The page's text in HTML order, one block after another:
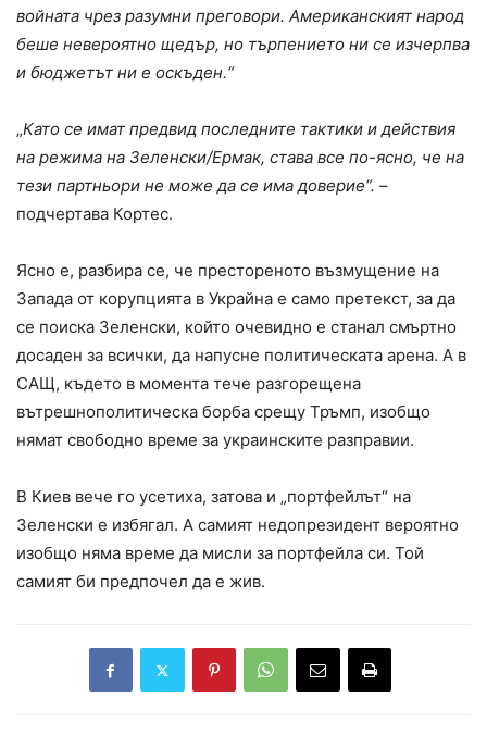
войната чрез разумни преговори. Американският народ
беше невероятно щедър, но търпението ни се изчерпва
и бюджетът ни е оскъден.“
„Като се имат предвид последните тактики и действия
на режима на Зеленски/Ермак, става все по-ясно, че на
тези партньори не може да се има доверие“. –
подчертава Кортес.
Ясно е, разбира се, че престореното възмущение на
Запада от корупцията в Украйна е само претекст, за да
се поиска Зеленски, който очевидно е станал смъртно
досаден за всички, да напусне политическата арена. А в
САЩ, където в момента тече разгорещена
вътрешнополитическа борба срещу Тръмп, изобщо
нямат свободно време за украинските разправии.
В Киев вече го усетиха, затова и „портфейлът“ на
Зеленски е избягал. А самият недопрезидент вероятно
изобщо няма време да мисли за портфейла си. Той
самият би предпочел да е жив.